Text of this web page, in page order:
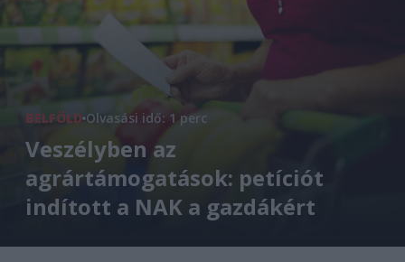
BELFÖLD Olvasási idő: 1 perc
Veszélyben az
agrártámogatások: petíciót
indított a NAK a gazdákért